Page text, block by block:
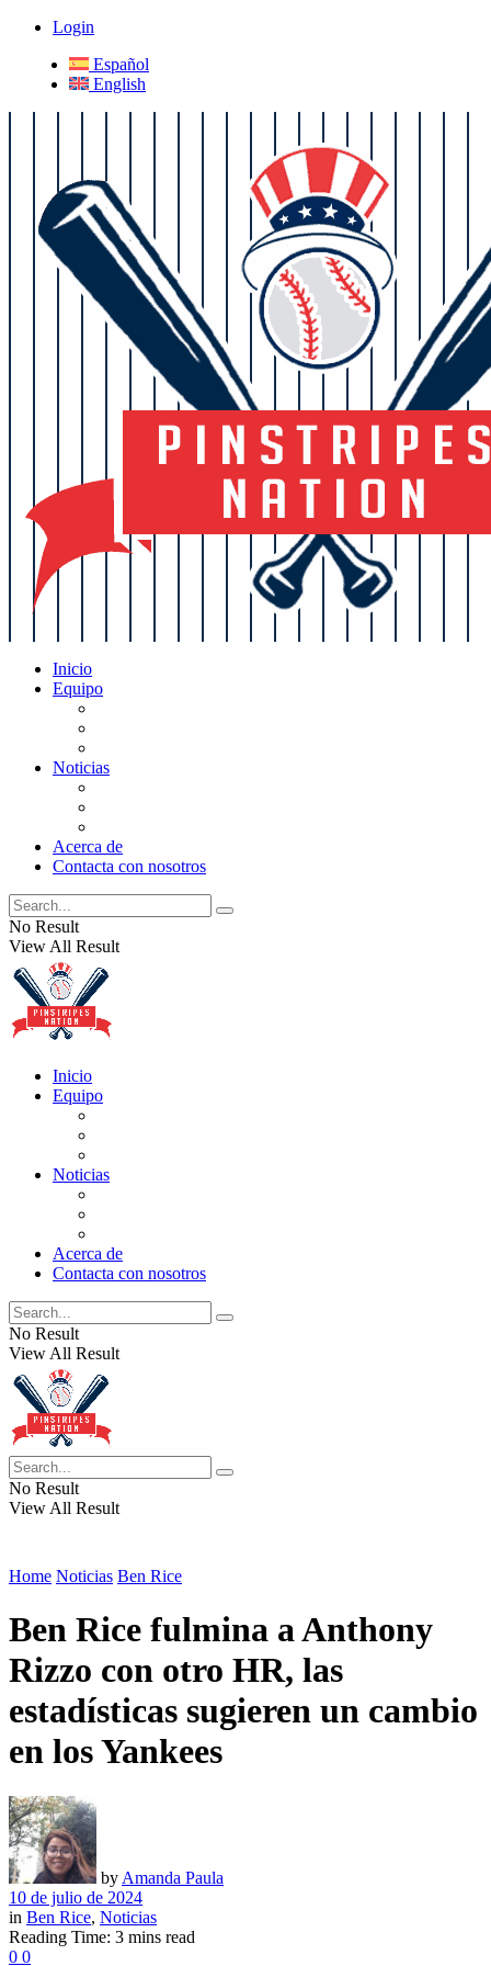
Login
Español
English
Inicio
Equipo
Noticias
Acerca de
Contacta con nosotros
No Result
View All Result
Inicio
Equipo
Noticias
Acerca de
Contacta con nosotros
No Result
View All Result
No Result
View All Result
Home Noticias Ben Rice
Ben Rice fulmina a Anthony
Rizzo con otro HR, las
estadísticas sugieren un cambio
en los Yankees
by Amanda Paula
10 de julio de 2024
in Ben Rice, Noticias
Reading Time: 3 mins read
0 0